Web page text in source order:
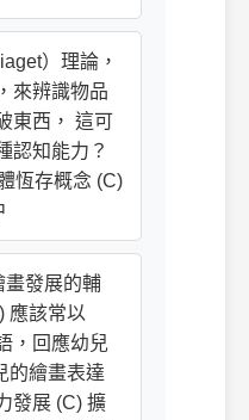
）理論，
來辨識物品
東西， 這可
認知能力？
恆存概念 (C)
畫發展的輔
應該常以
，回應幼兒
的繪畫表達
發展 (C) 擴